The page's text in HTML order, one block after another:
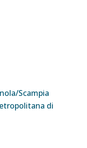
Scampia
di